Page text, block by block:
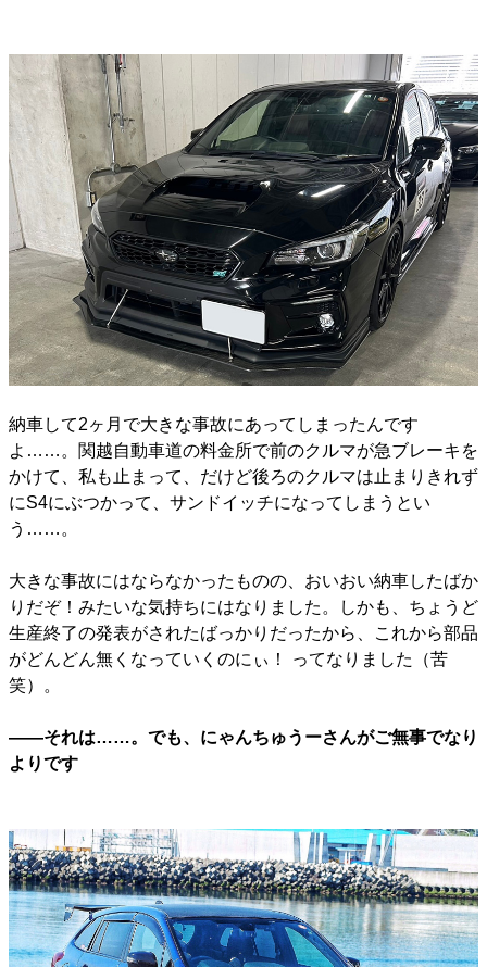
納車して2ヶ月で大きな事故にあってしまったんです
よ……。関越自動車道の料金所で前のクルマが急ブレーキを
かけて、私も止まって、だけど後ろのクルマは止まりきれず
にS4にぶつかって、サンドイッチになってしまうとい
う……。
大きな事故にはならなかったものの、おいおい納車したばか
りだぞ！みたいな気持ちにはなりました。しかも、ちょうど
生産終了の発表がされたばっかりだったから、これから部品
がどんどん無くなっていくのにぃ！ ってなりました（苦
笑）。
――それは……。でも、にゃんちゅうーさんがご無事でなり
よりです